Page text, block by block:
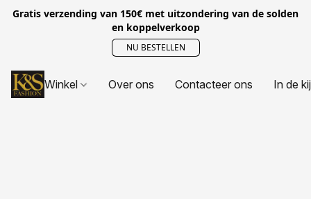
Gratis verzending van 150€ met uitzondering van de solden
en koppelverkoop
NU BESTELLEN
Winkel Over ons Contacteer ons In de